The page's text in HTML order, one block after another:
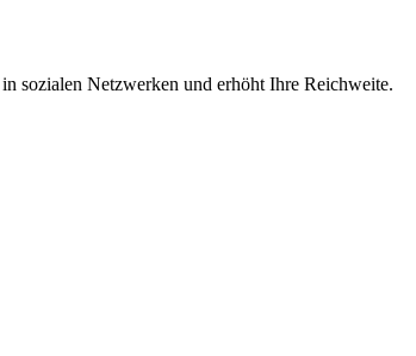
sozialen Netzwerken und erhöht Ihre Reichweite.